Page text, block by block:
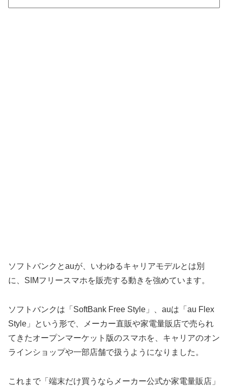
ソフトバンクとauが、いわゆるキャリアモデルとは別
に、SIMフリースマホを販売する動きを強めています。
ソフトバンクは「SoftBank Free Style」、auは「au Flex
Style」という形で、メーカー直販や家電量販店で売られ
てきたオープンマーケット版のスマホを、キャリアのオン
ラインショップや一部店舗で扱うようになりました。
これまで「端末だけ買うならメーカー公式か家電量販店」